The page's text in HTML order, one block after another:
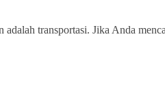
transportasi. Jika Anda